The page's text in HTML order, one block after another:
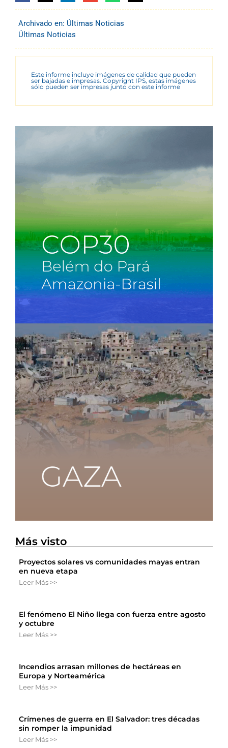
Archivado en: Últimas Noticias
Últimas Noticias
Este informe incluye imágenes de calidad que pueden
ser bajadas e impresas. Copyright IPS, estas imágenes
sólo pueden ser impresas junto con este informe
Más visto
Proyectos solares vs comunidades mayas entran
en nueva etapa
Leer Más >>
El fenómeno El Niño llega con fuerza entre agosto
y octubre
Leer Más >>
Incendios arrasan millones de hectáreas en
Europa y Norteamérica
Leer Más >>
Crímenes de guerra en El Salvador: tres décadas
sin romper la impunidad
Leer Más >>